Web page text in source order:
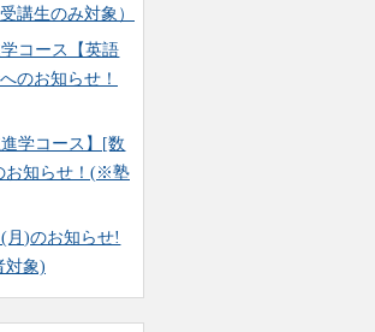
講生のみ対象）
コース【英語
のお知らせ！
進学コース】[数
お知らせ！(※塾
月)のお知らせ!
対象)